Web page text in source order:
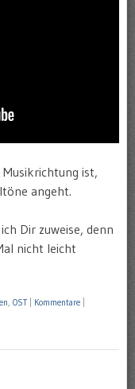
ist,
angeht.
Dir zuweise, denn
nicht leicht
, OST Kommentare